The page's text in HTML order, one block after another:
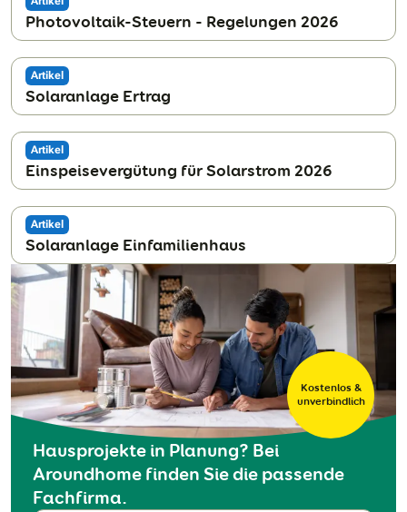
Photovoltaik-Steuern - Regelungen 2026
Artikel
Solaranlage Ertrag
Artikel
Einspeisevergütung für Solarstrom 2026
Artikel
Solaranlage Einfamilienhaus
Kostenlos &
unverbindlich
Hausprojekte in Planung? Bei
Aroundhome finden Sie die passende
Fachfirma.